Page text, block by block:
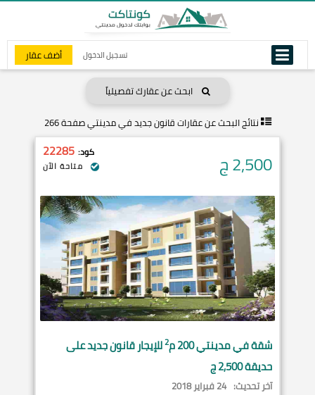
تسجيل الدخول أضف عقار
ابحث عن عقارك تفصيلياً
نتائج البحث عنعقارات قانون جديد في مدينتي صفحة 266
2,500ج كود: 22285
متاحة الآن
شقة فيمدينتي200 م 2للإيجار قانون جديد على
حديقة 2,500 ج
آخر تحديث: 24 فبراير 2018